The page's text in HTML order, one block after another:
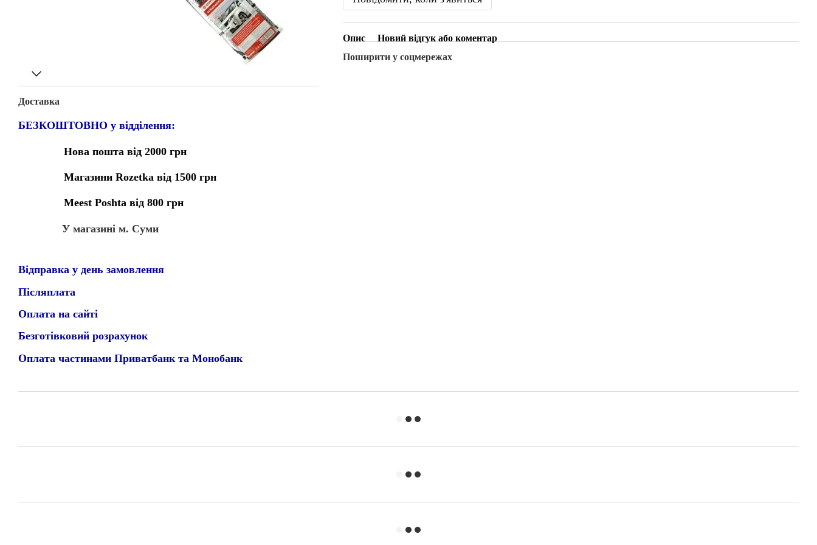
Доставка
БЕЗКОШТОВНО у відділення:
Нова пошта від 2000 грн
Магазини Rozetka від 1500 грн
Meest Poshta від 800 грн
У магазині м. Суми
Відправка у день замовлення
Післяплата
Оплата на сайті
Безготівковий розрахунок
Оплата частинами Приватбанк та Монобанк
Опис
Новий відгук або коментар
Поширити у соцмережах